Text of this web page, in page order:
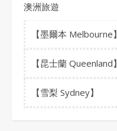
澳洲旅遊
【墨爾本 Melbourne】
【昆士蘭 Queenland】
【雪梨 Sydney】